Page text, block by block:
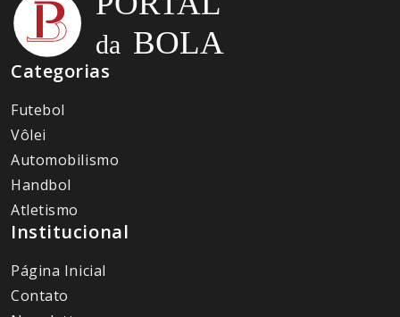
Categorias
Futebol
Vôlei
Automobilismo
Handbol
Atletismo
Institucional
Página Inicial
Contato